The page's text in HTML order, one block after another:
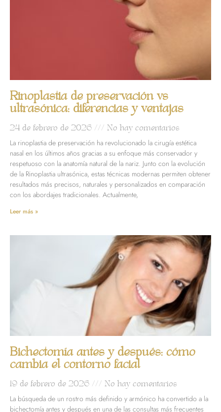
Rinoplastia de preservación vs
ultrasónica: diferencias y ventajas
24 de febrero de 2026 No hay comentarios
La rinoplastia de preservación ha revolucionado la cirugía estética
nasal en los últimos años gracias a su enfoque más conservador y
respetuoso con la anatomía natural de la nariz. Junto con la evolución
de la Rinoplastia ultrasónica, estas técnicas modernas permiten obtener
resultados más precisos, naturales y personalizados en comparación
con los abordajes tradicionales. Actualmente,
Leer más »
Bichectomía antes y después: cómo
cambia el contorno facial
19 de febrero de 2026 No hay comentarios
La búsqueda de un rostro más definido y armónico ha convertido a la
bichectomía antes y después en una de las consultas más frecuentes